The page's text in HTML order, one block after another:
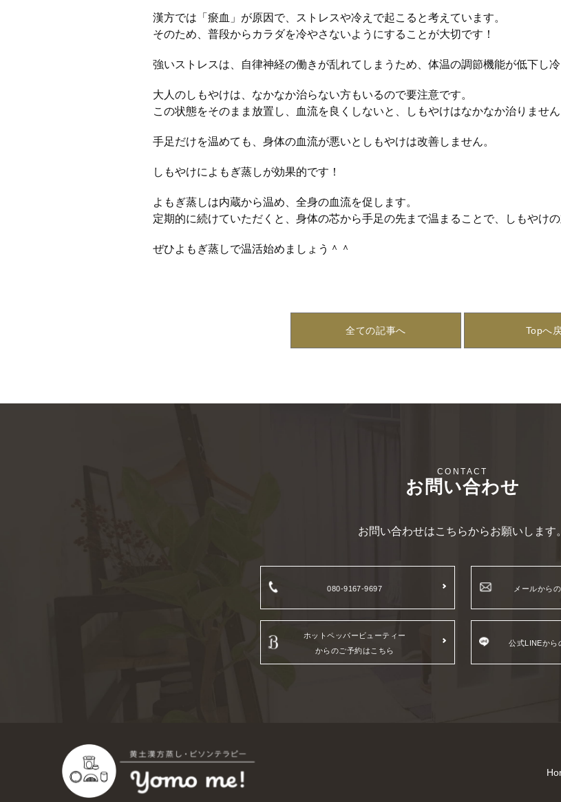
漢方では「瘀血」が原因で、ストレスや冷えで起こると考えています。
そのため、普段からカラダを冷やさないようにすることが大切です！
強いストレスは、自律神経の働きが乱れてしまうため、体温の調節機能が低下し冷
大人のしもやけは、なかなか治らない方もいるので要注意です。
この状態をそのまま放置し、血流を良くしないと、しもやけはなかなか治りません
手足だけを温めても、身体の血流が悪いとしもやけは改善しません。
しもやけによもぎ蒸しが効果的です！
よもぎ蒸しは内蔵から温め、全身の血流を促します。
定期的に続けていただくと、身体の芯から手足の先まで温まることで、しもやけ
ぜひよもぎ蒸しで温活始めましょう＾＾
全ての記事へ Topへ
お問い合わせ
お問い合わせはこちらからお願いします。
080-9167-9697 メールから
ホットペッパービューティー
からのご予約はこちら
公式LINEから